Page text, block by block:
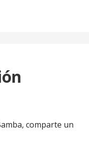
comparte un